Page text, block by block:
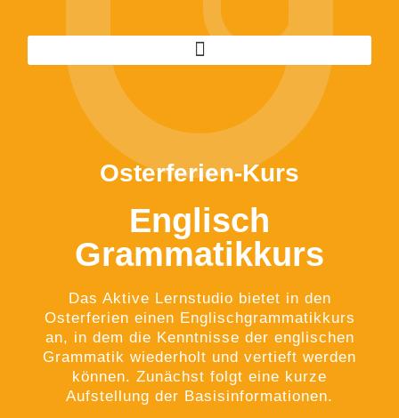
Osterferien-Kurs
Englisch
Grammatikkurs
Das Aktive Lernstudio bietet in den
Osterferien einen Englischgrammatikkurs
an, in dem die Kenntnisse der englischen
Grammatik wiederholt und vertieft werden
können. Zunächst folgt eine kurze
Aufstellung der Basisinformationen.